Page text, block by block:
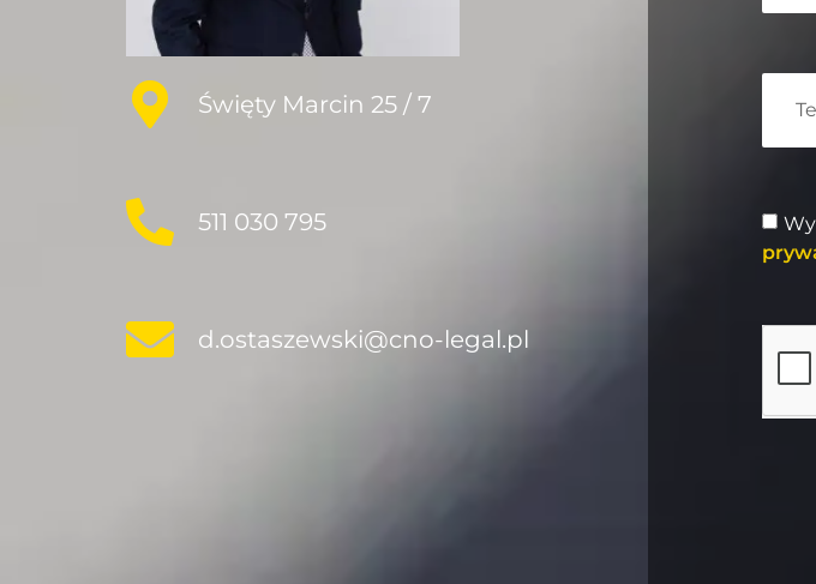
Święty Marcin 25 / 7
511 030 795
d.ostaszewski@cno-legal.pl